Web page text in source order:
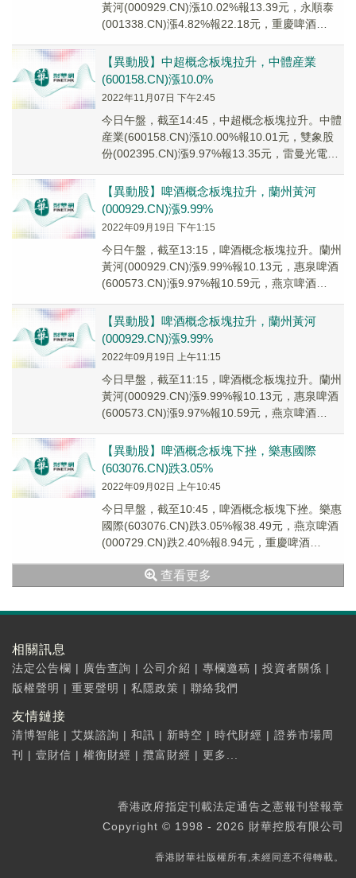
黃河(000929.CN)漲10.02%報13.39元，永順泰
(001338.CN)漲4.82%報22.18元，重慶啤酒
【異動股】中超概念板塊拉升，中體産業
(600158.CN)漲10.0%
2022年11月07日 下午2:45
今日午盤，截至14:45，中超概念板塊拉升。中體
産業(600158.CN)漲10.00%報10.01元，雙象股
份(002395.CN)漲9.97%報13.35元，雷曼光電
【異動股】啤酒概念板塊拉升，蘭州黃河
(000929.CN)漲9.99%
2022年09月19日 下午1:15
今日午盤，截至13:15，啤酒概念板塊拉升。蘭州
黃河(000929.CN)漲9.99%報10.13元，惠泉啤酒
(600573.CN)漲9.97%報10.59元，燕京啤酒
【異動股】啤酒概念板塊拉升，蘭州黃河
(000929.CN)漲9.99%
2022年09月19日 上午11:15
今日早盤，截至11:15，啤酒概念板塊拉升。蘭州
黃河(000929.CN)漲9.99%報10.13元，惠泉啤酒
(600573.CN)漲9.97%報10.59元，燕京啤酒
【異動股】啤酒概念板塊下挫，樂惠國際
(603076.CN)跌3.05%
2022年09月02日 上午10:45
今日早盤，截至10:45，啤酒概念板塊下挫。樂惠
國際(603076.CN)跌3.05%報38.49元，燕京啤酒
(000729.CN)跌2.40%報8.94元，重慶啤酒
查看更多
相關訊息
法定公告欄 | 廣告查詢 | 公司介紹 | 專欄邀稿 | 投資者關係 |
版權聲明 | 重要聲明 | 私隱政策 | 聯絡我們
友情鏈接
清博智能 | 艾媒諮詢 | 和訊 | 新時空 | 時代財經 | 證券市場周
刊
| 壹財信 | 權衡財經 | 攬富財經 | 更多...
香港政府指定刊載法定通告之憲報刊登報章
Copyright © 1998 - 2026 財華控股有限公司
香港財華社版權所有,未經同意不得轉載。